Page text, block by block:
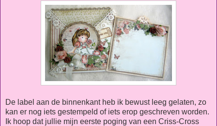
De label aan de binnenkant heb ik bewust leeg gelaten, zo
kan er nog iets gestempeld of iets erop geschreven worden.
Ik hoop dat jullie mijn eerste poging van een Criss-Cross